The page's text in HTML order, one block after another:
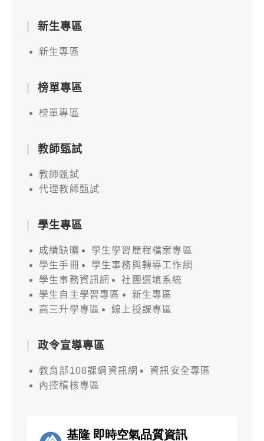
新生專區
新生專區
榜單專區
榜單專區
教師甄試
教師甄試
代理教師甄試
學生專區
成績缺曠
學生學習歷程檔案專區
學生手冊
學生事務與轉導工作網
學生事務資訊網
社團選填系統
學生自主學習專區
新生專區
高三升學專區
線上授課專區
政令宣導專區
教育部108課綱資訊網
資訊安全專區
內控稽核專區